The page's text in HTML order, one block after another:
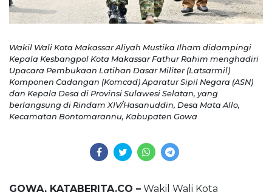
Wakil Wali Kota Makassar Aliyah Mustika Ilham didampingi
Kepala Kesbangpol Kota Makassar Fathur Rahim menghadiri
Upacara Pembukaan Latihan Dasar Militer (Latsarmil)
Komponen Cadangan (Komcad) Aparatur Sipil Negara (ASN)
dan Kepala Desa di Provinsi Sulawesi Selatan, yang
berlangsung di Rindam XIV/Hasanuddin, Desa Mata Allo,
Kecamatan Bontomarannu, Kabupaten Gowa
GOWA, KATABERITA.CO – Wakil Wali Kota